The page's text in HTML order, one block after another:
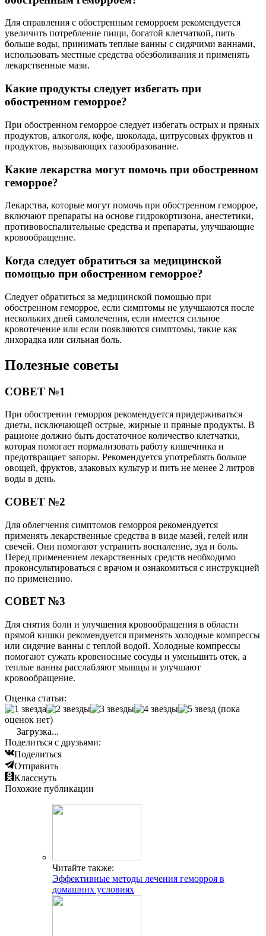
Для справления с обостренным геморроем рекомендуется
увеличить потребление пищи, богатой клетчаткой, пить
больше воды, принимать теплые ванны с сидячими ваннами,
использовать местные средства обезболивания и применять
лекарственные мази.
Какие продукты следует избегать при
обостренном геморрое?
При обостренном геморрое следует избегать острых и пряных
продуктов, алкоголя, кофе, шоколада, цитрусовых фруктов и
продуктов, вызывающих газообразование.
Какие лекарства могут помочь при обостренном
геморрое?
Лекарства, которые могут помочь при обостренном геморрое,
включают препараты на основе гидрокортизона, анестетики,
противовоспалительные средства и препараты, улучшающие
кровообращение.
Когда следует обратиться за медицинской
помощью при обостренном геморрое?
Следует обратиться за медицинской помощью при
обостренном геморрое, если симптомы не улучшаются после
нескольких дней самолечения, если имеется сильное
кровотечение или если появляются симптомы, такие как
лихорадка или сильная боль.
Полезные советы
СОВЕТ №1
При обострении геморроя рекомендуется придерживаться
диеты, исключающей острые, жирные и пряные продукты. В
рационе должно быть достаточное количество клетчатки,
которая помогает нормализовать работу кишечника и
предотвращает запоры. Рекомендуется употреблять больше
овощей, фруктов, злаковых культур и пить не менее 2 литров
воды в день.
СОВЕТ №2
Для облегчения симптомов геморроя рекомендуется
применять лекарственные средства в виде мазей, гелей или
свечей. Они помогают устранить воспаление, зуд и боль.
Перед применением лекарственных средств необходимо
проконсультироваться с врачом и ознакомиться с инструкцией
по применению.
СОВЕТ №3
Для снятия боли и улучшения кровообращения в области
прямой кишки рекомендуется применять холодные компрессы
или сидячие ванны с теплой водой. Холодные компрессы
помогают сужать кровеносные сосуды и уменьшить отек, а
теплые ванны расслабляют мышцы и улучшают
кровообращение.
Оценка статьи:
(пока
оценок нет)
Загрузка...
Поделиться с друзьями:
Поделиться
Отправить
Класснуть
Похожие публикации
Читайте также:
Эффективные методы лечения геморроя в
домашних условиях